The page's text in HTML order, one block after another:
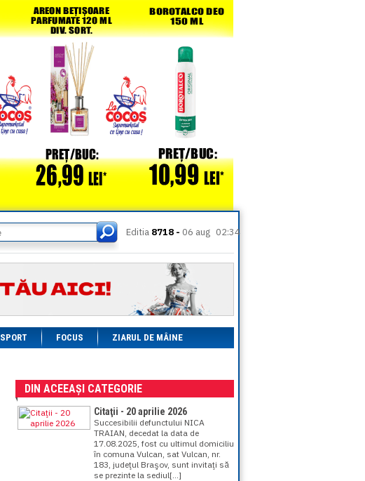
Editia 8718 - 06 aug 02:34
SPORT FOCUS ZIARUL DE MÂINE
DIN ACEEAȘI CATEGORIE
Citaţii - 20 aprilie 2026
Succesibilii defunctului NICA
TRAIAN, decedat la data de
17.08.2025, fost cu ultimul domiciliu
în comuna Vulcan, sat Vulcan, nr.
183, judeţul Braşov, sunt invitaţi să
se prezinte la sediul[...]